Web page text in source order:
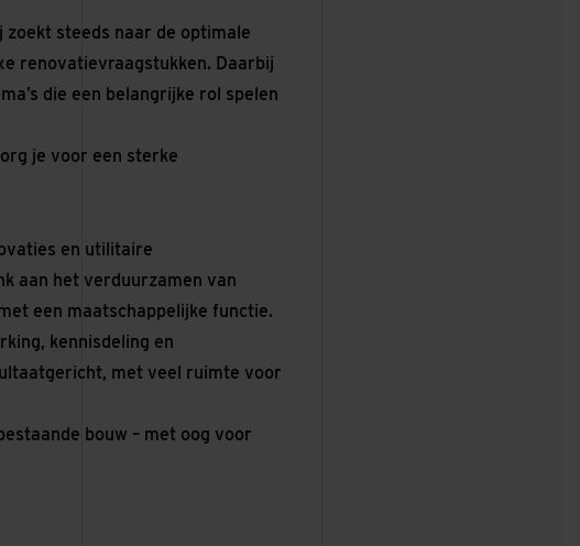
steeds naar de optimale
renovatievraagstukken. Daarbij
die een belangrijke rol spelen
je voor een sterke
en utilitaire
aan het verduurzamen van
een maatschappelijke functie.
kennisdeling en
met veel ruimte voor
bouw – met oog voor